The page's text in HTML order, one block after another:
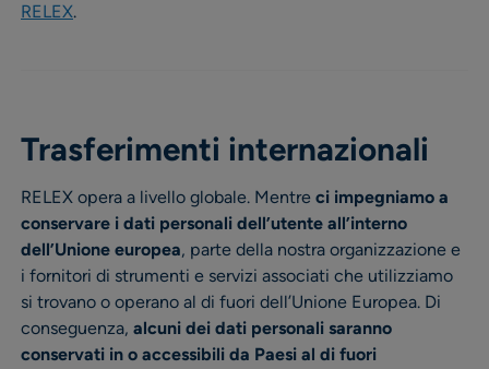
RELEX.
Trasferimenti internazionali
RELEX opera a livello globale. Mentre ci impegniamo a
conservare i dati personali dell’utente all’interno
dell’Unione europea, parte della nostra organizzazione e
i fornitori di strumenti e servizi associati che utilizziamo
si trovano o operano al di fuori dell’Unione Europea. Di
conseguenza, alcuni dei dati personali saranno
conservati in o accessibili da Paesi al di fuori